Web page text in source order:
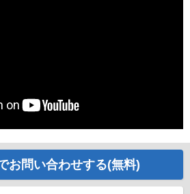
お問い合わせする(無料)